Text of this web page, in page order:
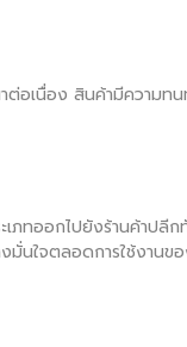
ต่อเนื่อง สินค้ามีความทน
เภทออกไปยังร้านค้าปลี
มั่นใจตลอดการใช้งานข